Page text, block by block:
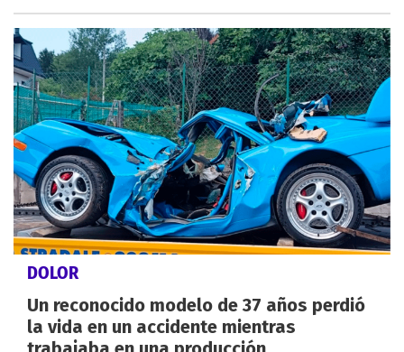
DOLOR
Un reconocido modelo de 37 años perdió
la vida en un accidente mientras